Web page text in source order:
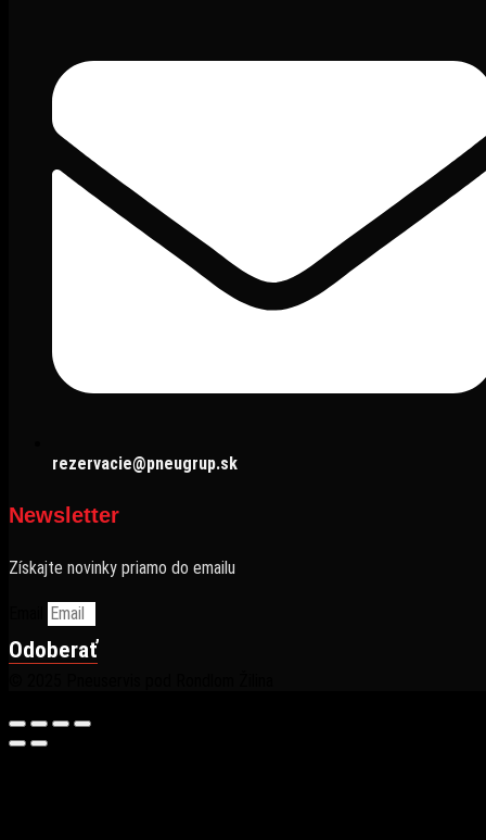
rezervacie@pneugrup.sk
Newsletter
Získajte novinky priamo do emailu
Odoberať